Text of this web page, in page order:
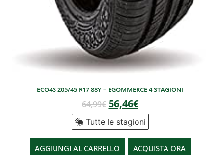
ECO4S 205/45 R17 88Y – EGOMMERCE 4 STAGIONI
64,99€ 56,46€
Tutte le stagioni
AGGIUNGI AL CARRELLO ACQUISTA ORA